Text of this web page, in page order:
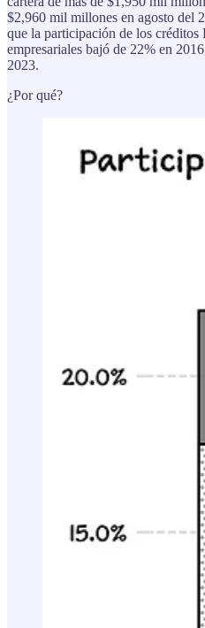
$2,960 mil millones en agosto del
que la participación de los
empresariales bajó de 22% en
2023.
¿Por qué?